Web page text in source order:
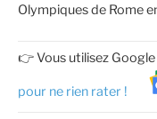
Olympiques de Rome
👉 Vous utilisez
pour ne rien rater !